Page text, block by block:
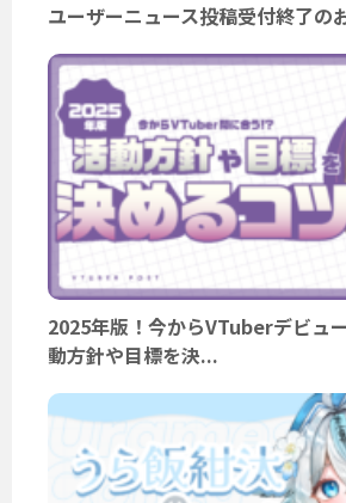
ユーザーニュース投稿受付終了の
2025年版！今からVTuberデビュ
動方針や目標を決...